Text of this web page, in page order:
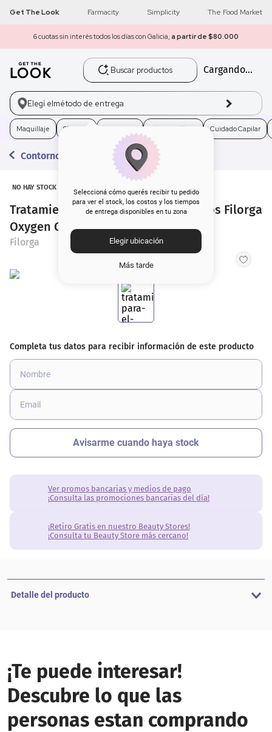
Get The Look Farmacity Simplicity The Food Market
6 cuotas sin interés todos los días con Galicia, a partir de $80.000
Buscar productos
Cargando...
Elegí elmétodo de entrega
Seleccioná cómo querés recibir tu pedido
para ver el stock, los costos y los tiempos
de entrega disponibles en tu zona
Elegir ubicación
Más tarde
Maquillaje Skincare Electro Belleza Cuidado Capilar
Contorno de Ojos
NO HAY STOCK
Tratamiento para el Contorno de Ojos Filorga
Oxygen Glow x 15 ml
Filorga
Ver promos bancarias y medios de pago
¡Consulta las promociones bancarias del día!
¡Retiro Gratis en nuestro Beauty Stores!
¡Consulta tu Beauty Store más cercano!
Detalle del producto
¡Te puede interesar!
Descubre lo que las
personas estan comprando
1 get the look
2 máscara pestañas
loreal
4. brochas
5. corrector
6 rubor
7. base
8.